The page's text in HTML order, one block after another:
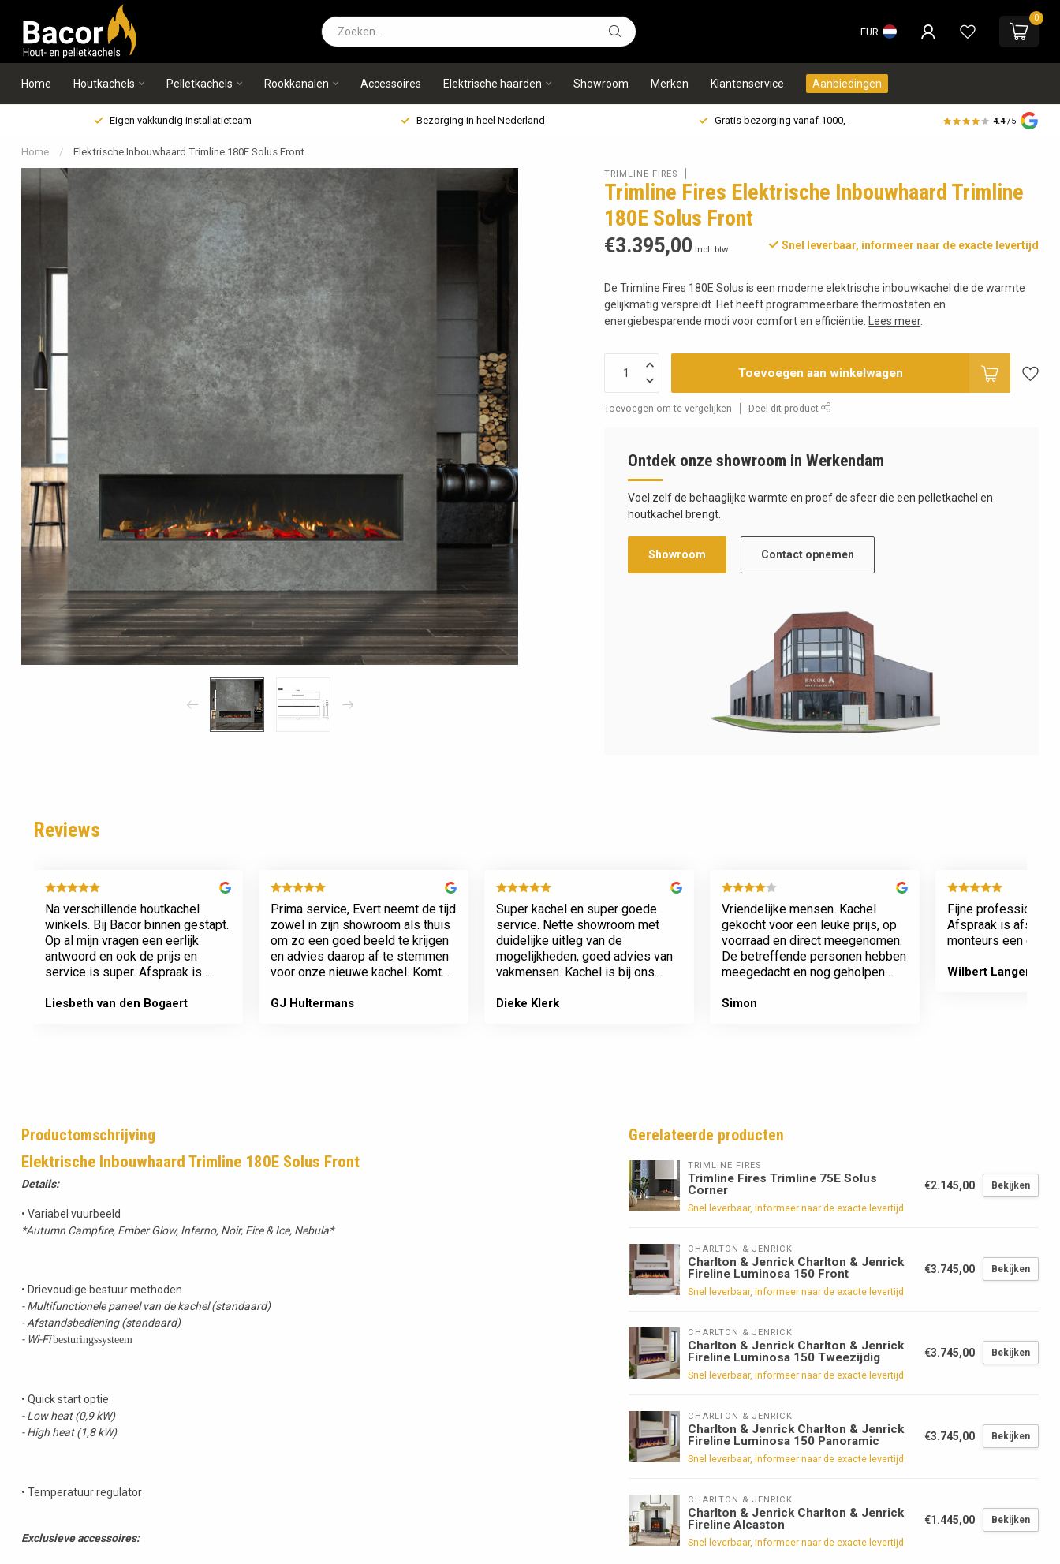
EUR
0
Home Houtkachels Pelletkachels Rookkanalen Accessoires Elektrische haarden Showroom Merken Klantenservice Aanbiedingen
Eigen vakkundig installatieteam Bezorging in heel Nederland Gratis bezorging vanaf 1000,- 4.4 /5
Home / Elektrische Inbouwhaard Trimline 180E Solus Front
TRIMLINE FIRES
Trimline Fires Elektrische Inbouwhaard Trimline
180E Solus Front
€3.395,00 Incl. btw Snel leverbaar, informeer naar de exacte levertijd
De Trimline Fires 180E Solus is een moderne elektrische inbouwkachel die de warmte
gelijkmatig verspreidt. Het heeft programmeerbare thermostaten en
energiebesparende modi voor comfort en efficiëntie.
Lees meer.
Toevoegen aan winkelwagen
Toevoegen om te vergelijken Deel dit product
Ontdek onze showroom in Werkendam
Voel zelf de behaaglijke warmte en proef de sfeer die een pelletkachel en
houtkachel brengt.
Showroom Contact opnemen
Reviews
Na verschillende houtkachel
winkels. Bij Bacor binnen gestapt.
Op al mijn vragen een eerlijk
antwoord en ook de prijs en
service is super. Afspraak is
Dank jullie wel! Bacor
Liesbeth van den Bogaert
Prima service, Evert neemt de tijd
zowel in zijn showroom als thuis
om zo een goed beeld te krijgen
en advies daarop af te stemmen
voor onze nieuwe kachel. Komt
GJ Hultermans
Super kachel en super goede
service. Nette showroom met
duidelijke uitleg van de
mogelijkheden, goed advies van
vakmensen. Kachel is bij ons
het rookkanaal. Plaatsing en
Dieke Klerk
Vriendelijke mensen. Kachel
gekocht voor een leuke prijs, op
voorraad en direct meegenomen.
De betreffende personen hebben
meegedacht en nog geholpen
Simon
Fijne professionele
Afspraak is
monteurs een echte
Wilbert Langenberg
Productomschrijving
Elektrische Inbouwhaard Trimline 180E Solus Front
Details:
• Variabel vuurbeeld
*Autumn Campfire, Ember Glow, Inferno, Noir, Fire & Ice, Nebula*
• Drievoudige bestuur methoden
- Multifunctionele paneel van de kachel (standaard)
- Afstandsbediening (standaard)
- Wi-Fibesturingssysteem
• Quick start optie
- Low heat (0,9 kW)
- High heat (1,8 kW)
• Temperatuur regulator
Exclusieve accessoires:
Gerelateerde producten
TRIMLINE FIRES
Trimline Fires Trimline 75E Solus
Corner
Snel leverbaar, informeer naar de exacte levertijd
€2.145,00 Bekijken
CHARLTON & JENRICK
Charlton & Jenrick Charlton & Jenrick
Fireline Luminosa 150 Front
Snel leverbaar, informeer naar de exacte levertijd
€3.745,00 Bekijken
CHARLTON & JENRICK
Charlton & Jenrick Charlton & Jenrick
Fireline Luminosa 150 Tweezijdig
Snel leverbaar, informeer naar de exacte levertijd
€3.745,00 Bekijken
CHARLTON & JENRICK
Charlton & Jenrick Charlton & Jenrick
Fireline Luminosa 150 Panoramic
Snel leverbaar, informeer naar de exacte levertijd
€3.745,00 Bekijken
CHARLTON & JENRICK
Charlton & Jenrick Charlton & Jenrick
Fireline Alcaston
Snel leverbaar, informeer naar de exacte levertijd
€1.445,00 Bekijken